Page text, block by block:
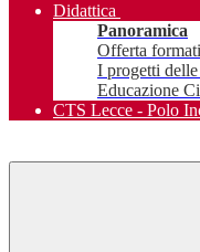
Didattica
Panoramica
Offerta
I progetti delle
Educazione
CTS Lecce - Polo